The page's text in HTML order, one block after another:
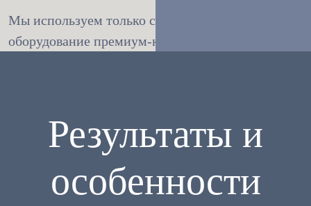
Мы используем только современное
оборудование премиум-качества от Prof Beauty
Результаты и
особенности